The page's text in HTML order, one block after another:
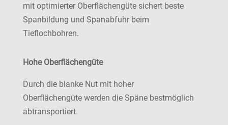
mit optimierter Oberflächengüte sichert beste
Spanbildung und Spanabfuhr beim
Tieflochbohren.
Hohe Oberflächengüte
Durch die blanke Nut mit hoher
Oberflächengüte werden die Späne bestmöglich
abtransportiert.